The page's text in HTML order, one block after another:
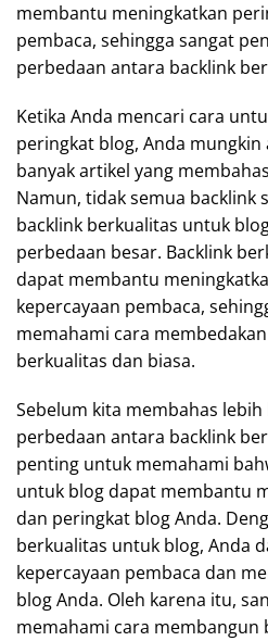
membantu meningkatkan
pembaca, sehingga sangat
perbedaan antara backlink
Ketika Anda mencari cara
peringkat blog, Anda mungkin
banyak artikel yang
Namun, tidak semua backlink
backlink berkualitas untuk
perbedaan besar. Backlink
dapat membantu
kepercayaan pembaca,
memahami cara
berkualitas dan biasa.
Sebelum kita membahas
perbedaan antara backlink
penting untuk memahami
untuk blog dapat membantu
dan peringkat blog Anda.
berkualitas untuk blog, Anda
kepercayaan pembaca dan
blog Anda. Oleh karena itu,
memahami cara membangun